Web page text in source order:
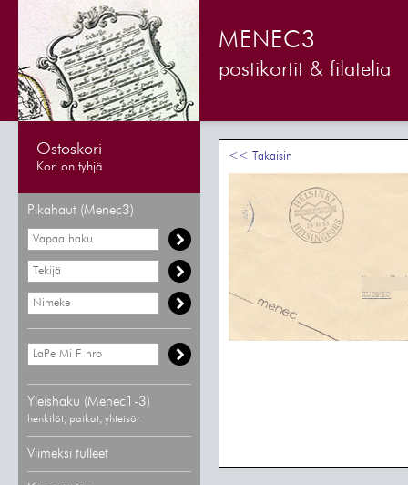
MENEC3
postikortit & filatelia
Ostoskori
Kori on tyhjä
Pikahaut (Menec3)
Yleishaku (Menec1-3)
henkilöt, paikat, yhteisöt
Viimeksi tulleet
<< Takaisin